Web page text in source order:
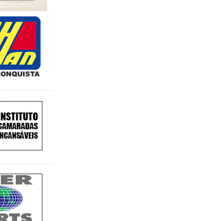
brasileira no Pan-
A medalha de